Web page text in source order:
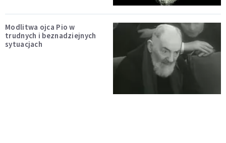
Modlitwa ojca Pio w
trudnych i beznadziejnych
sytuacjach